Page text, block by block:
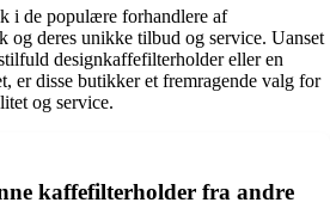
i de populære forhandlere af
og deres unikke tilbud og service. Uanset
designkaffefilterholder eller en
er disse butikker et fremragende valg for
og service.
kaffefilterholder fra andre